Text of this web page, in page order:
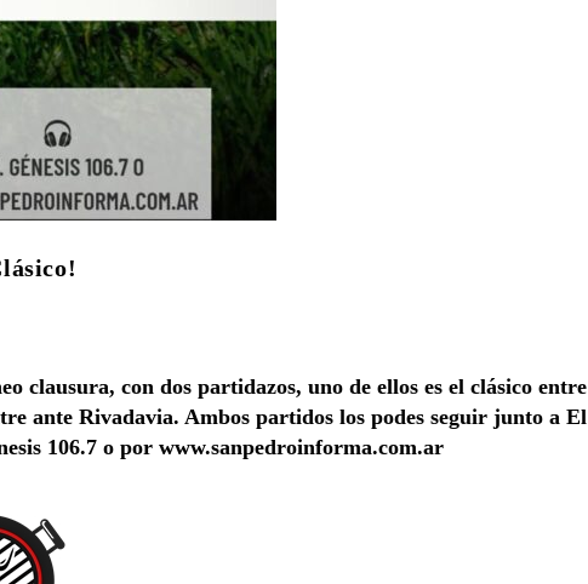
clausura, con dos partidazos, uno de ellos es el clásico entre
ante Rivadavia. Ambos partidos los podes seguir junto a El
106.7 o por www.sanpedroinforma.com.ar